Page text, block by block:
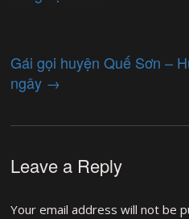
Gái gọi huyện Quế Sơn –
ngây →
Leave a Reply
Your email address will not be